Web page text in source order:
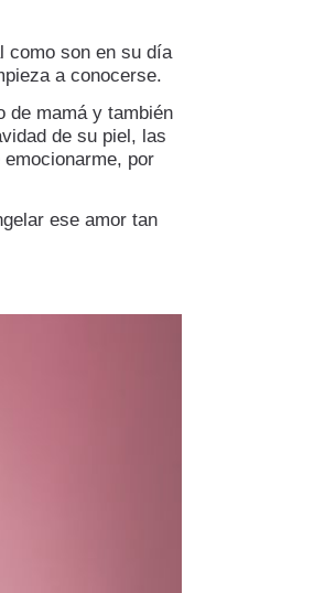
como son en su día
a conocerse.
de mamá y también
de su piel, las
por
ese amor tan